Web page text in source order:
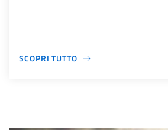
SCOPRI TUTTO